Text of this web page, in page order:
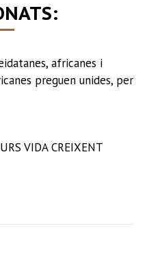
africanes i
preguen unides, per
VIDA CREIXENT